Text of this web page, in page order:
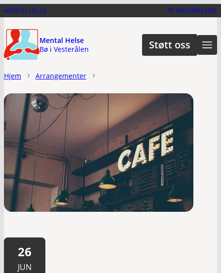
Hopp
hovedinnhold
MENTAL HELSE FÅ HJELPMIN SIDE
Mental Helse
Bø i Vesterålen
Støtt oss
Hjem Arrangementer
26
JUN